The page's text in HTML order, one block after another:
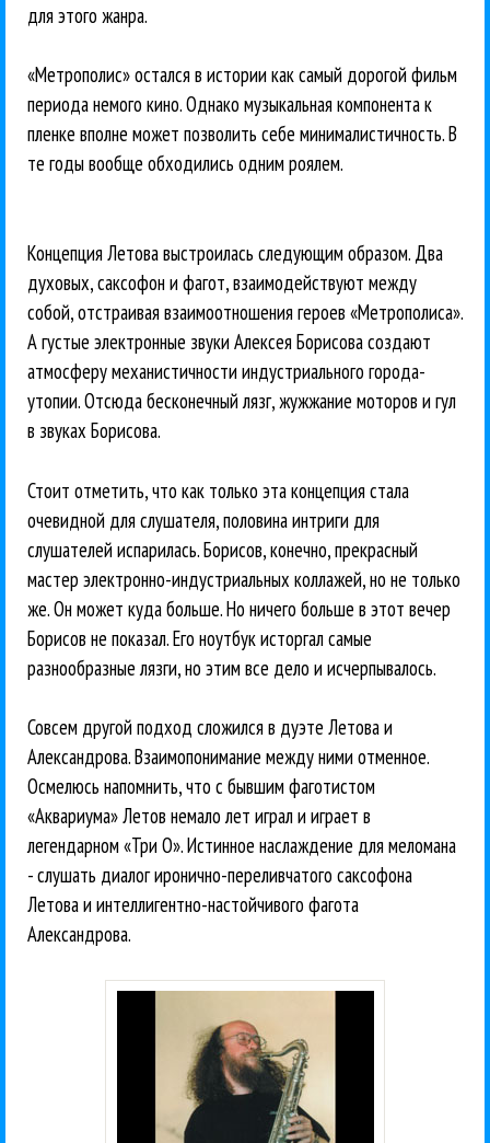
для этого жанра.
«Метрополис» остался в истории как самый дорогой фильм
периода немого кино. Однако музыкальная компонента к
пленке вполне может позволить себе минималистичность. В
те годы вообще обходились одним роялем.
Концепция Летова выстроилась следующим образом. Два
духовых, саксофон и фагот, взаимодействуют между
собой, отстраивая взаимоотношения героев «Метрополиса».
А густые электронные звуки Алексея Борисова создают
атмосферу механистичности индустриального города-
утопии. Отсюда бесконечный лязг, жужжание моторов и гул
в звуках Борисова.
Стоит отметить, что как только эта концепция стала
очевидной для слушателя, половина интриги для
слушателей испарилась. Борисов, конечно, прекрасный
мастер электронно-индустриальных коллажей, но не только
же. Он может куда больше. Но ничего больше в этот вечер
Борисов не показал. Его ноутбук исторгал самые
разнообразные лязги, но этим все дело и исчерпывалось.
Совсем другой подход сложился в дуэте Летова и
Александрова. Взаимопонимание между ними отменное.
Осмелюсь напомнить, что с бывшим фаготистом
«Аквариума» Летов немало лет играл и играет в
легендарном «Три О». Истинное наслаждение для меломана
- слушать диалог иронично-переливчатого саксофона
Летова и интеллигентно-настойчивого фагота
Александрова.